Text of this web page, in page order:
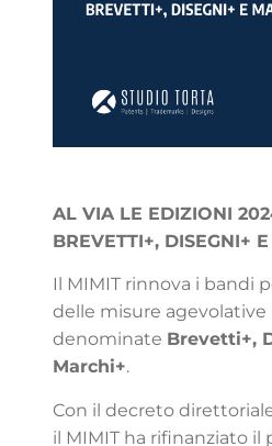
AL VIA LE EDIZIONI
BREVETTI+, DISEGNI+
Il MIMIT rinnova i bandi
delle misure agevolative
denominate Brevetti+,
Marchi+.
Con il decreto
il MIMIT ha rifinanziato